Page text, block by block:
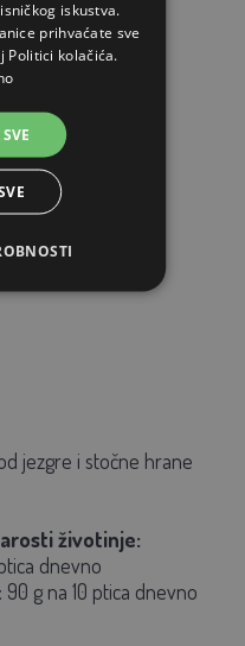
jezgre i stočne hrane
životinje:
dnevno
g na 10 ptica dnevno
iskustva.
prihvaćate sve
Politici kolačića.